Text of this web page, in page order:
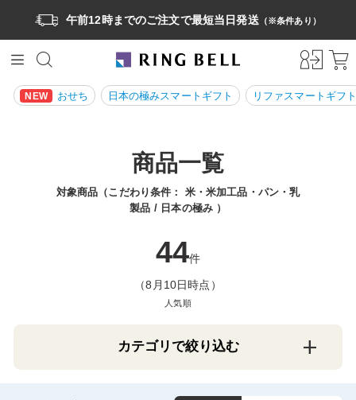
午前12時までのご注文で最短当日発送（※条件あり）
NEW おせち 日本の極みスマートギフト リファスマートギフ
商品一覧
対象商品（こだわり条件： 米・米加工品・パン・乳
製品
日本の極み ）
44件
（8月10日時点）
人気順
カテゴリで絞り込む